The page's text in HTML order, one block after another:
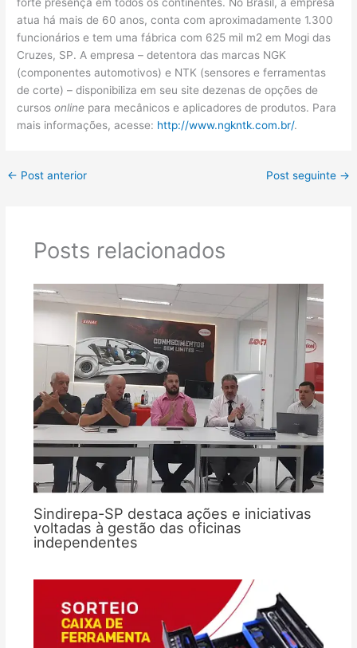
atua há mais de 60 anos, conta com aproximadamente 1.300
funcionários e tem uma fábrica com 625 mil m2 em Mogi das
Cruzes, SP. A empresa – detentora das marcas NGK
(componentes automotivos) e NTK (sensores e ferramentas
de corte) – disponibiliza em seu site dezenas de opções de
cursosonline para mecânicos e aplicadores de produtos. Para
mais informações, acesse: http://www.ngkntk.com.br/.
← Post anterior Post seguinte →
Posts relacionados
Sindirepa-SP destaca ações e iniciativas
voltadas à gestão das oficinas
independentes